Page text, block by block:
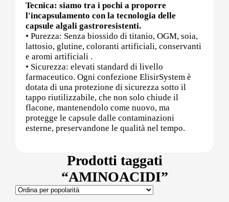
Prostata
Proteine
Sali minerali
Supporto Reni
Tecnica: siamo tra i pochi a proporre
l'incapsulamento con la tecnologia delle
capsule algali gastroresistenti.
• Purezza: Senza biossido di titanio, OGM, soia,
lattosio, glutine, coloranti artificiali, conservanti
e aromi artificiali .
• Sicurezza: elevati standard di livello
farmaceutico. Ogni confezione ElisirSystem è
dotata di una protezione di sicurezza sotto il
tappo riutilizzabile, che non solo chiude il
flacone, mantenendolo come nuovo, ma
protegge le capsule dalle contaminazioni
esterne, preservandone le qualità nel tempo.
Prodotti taggati
“AMINOACIDI”